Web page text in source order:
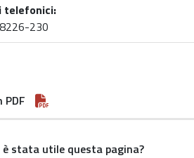
telefonici:
230
PDF
stata utile questa pagina?